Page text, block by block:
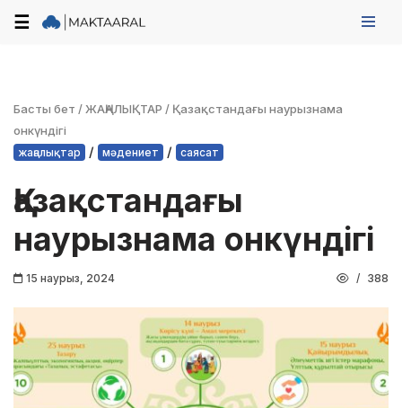
☰
Басты бет /ЖАҢАЛЫҚТАР / Қазақстандағы наурызнама
онкүндігі
жаңалықтар / мәдениет / саясат
Қазақстандағы
наурызнама онкүндігі
15 наурыз, 2024 388